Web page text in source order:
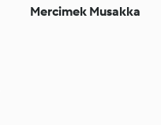
Mercimek Musakka